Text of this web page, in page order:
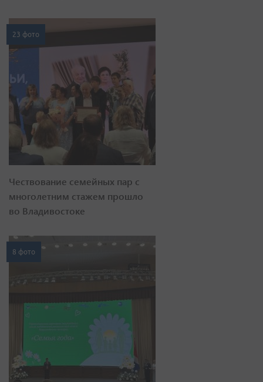
23 фото
Чествование семейных пар с
многолетним стажем прошло
во Владивостоке
8 фото